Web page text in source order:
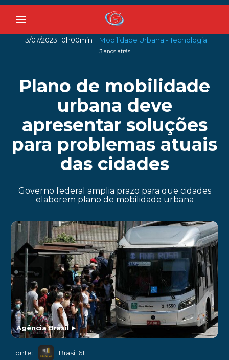
menu
13/07/2023 10h00min - Mobilidade Urbana - Tecnologia
3 anos atrás
Plano de mobilidade
urbana deve
apresentar soluções
para problemas atuais
das cidades
Governo federal amplia prazo para que cidades
elaborem plano de mobilidade urbana
Agência Brasil►
Fonte: Brasil 61